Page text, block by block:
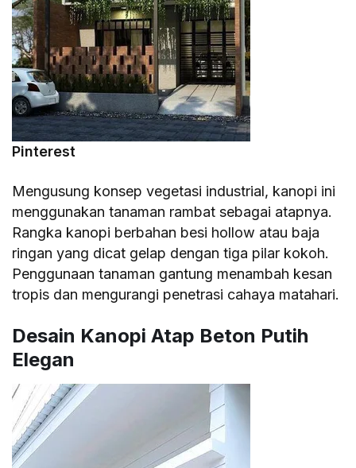
Pinterest
Mengusung konsep vegetasi industrial, kanopi ini
menggunakan tanaman rambat sebagai atapnya.
Rangka kanopi berbahan besi hollow atau baja
ringan yang dicat gelap dengan tiga pilar kokoh.
Penggunaan tanaman gantung menambah kesan
tropis dan mengurangi penetrasi cahaya matahari.
Desain Kanopi Atap Beton Putih
Elegan